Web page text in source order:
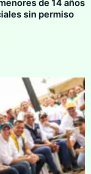
de 14 años
sin permiso